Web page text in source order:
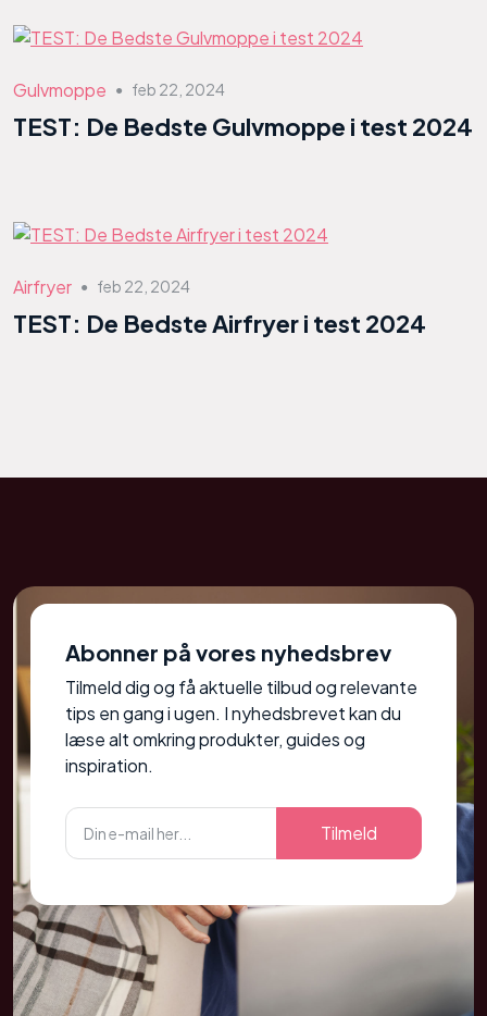
Gulvmoppe ● feb 22, 2024
TEST: De Bedste Gulvmoppe i test 2024
Airfryer ● feb 22, 2024
TEST: De Bedste Airfryer i test 2024
Abonner på vores nyhedsbrev
Tilmeld dig og få aktuelle tilbud og relevante
tips en gang i ugen. I nyhedsbrevet kan du
læse alt omkring produkter, guides og
inspiration.
Tilmeld